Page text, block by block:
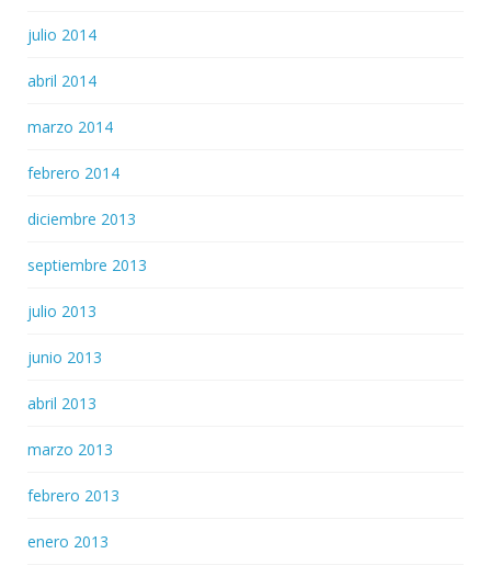
julio 2014
abril 2014
marzo 2014
febrero 2014
diciembre 2013
septiembre 2013
julio 2013
junio 2013
abril 2013
marzo 2013
febrero 2013
enero 2013